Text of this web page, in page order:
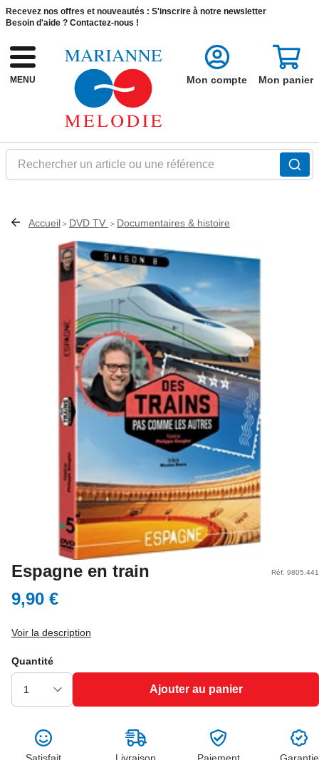
Recevez nos offres et nouveautés : S'inscrire à notre newsletter
Besoin d'aide ? Contactez-nous !
MENU
Rechercher un article ou une référence
Mon compte Mon panier
Accueil > DVD TV > Documentaires & histoire
Espagne en train Réf. 9805.441
9,90 €
Voir la description
Quantité
Ajouter au panier